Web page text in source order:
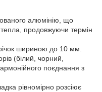
алюмінію, що
продовжуючи термін
шириною до 10 мм.
(білий, чорний,
поєднання з
рівномірно розсіює